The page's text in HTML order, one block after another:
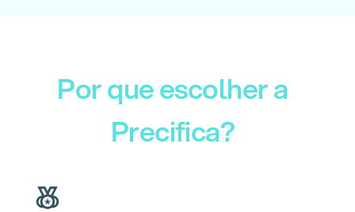
Por que escolher a
Precifica?